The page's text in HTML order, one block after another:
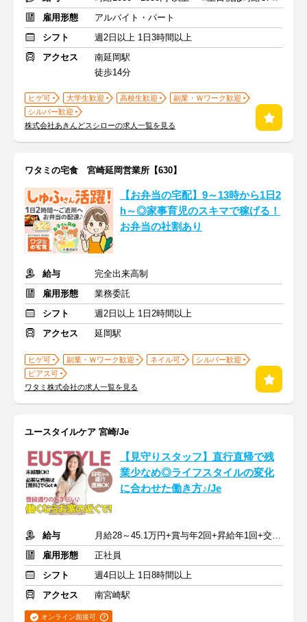
雇用形態
アルバイト・パート
シフト
週2日以上 1日3時間以上
アクセス
南延岡駅
徒歩14分
ヒゲ可 大学生歓迎 高校生歓迎
副業・Ｗワーク歓迎
シルバー歓迎
株式会社あきんどスシローの求人一覧を見る
ワタミの宅食 宮崎延岡営業所【630】
【お弁当の宅配】9～13時から1日2
h～◎家事育児のスキマで稼げる！
お弁当の社割あり
給与
完全出来高制
雇用形態
業務委託
シフト
週2日以上 1日2時間以上
アクセス
延岡駅
ヒゲ可 副業・Ｗワーク歓迎 ネイル可
シルバー歓迎
ピアス可
ワタミ株式会社の求人一覧を見る
ユースタイルケア 宮崎/Je
【見守りスタッフ】直行直帰で残
業少なめ◎ライフスタイルの変化
に合わせた働き方♪/Je
給与
月給28～45.1万円+賞与年2回+昇給年1回+交通費全額
雇用形態
正社員
シフト
週4日以上 1日8時間以上
アクセス
南宮崎駅
オンライン面接可